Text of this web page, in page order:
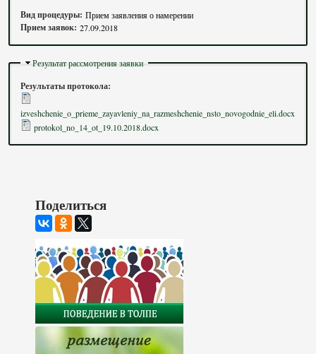
Вид процедуры: Прием заявления о намерении
Прием заявок: 27.09.2018
Скрыть
Результат рассмотрения заявки
Результаты протокола:
izveshchenie_o_prieme_zayavleniy_na_razmeshchenie_nsto_novogodnie_eli.docx
protokol_no_14_ot_19.10.2018.docx
Поделиться